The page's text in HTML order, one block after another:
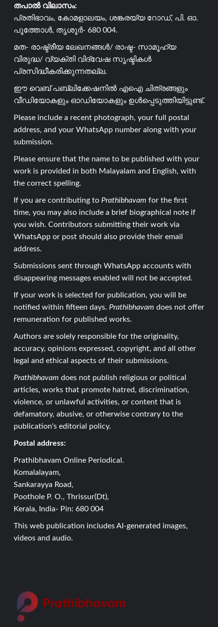
തപാൽ വിലാസം:
പ്രതിഭാവം, കോമളാലയം, ശങ്കരയ്യ റോഡ്, പി. ഓ.
പൂത്തോൾ, തൃശൂർ- 680 004.
മത- രാഷ്ട്രീയ ലേഖനങ്ങൾ/ രാഷ്ട- സാമൂഹ്യ
വിരുദ്ധ/ വ്യക്തി വിദ്വേഷ സൃഷ്ടികൾ
പ്രസിദ്ധീകരിക്കുന്നതല്ല.
ഈ വെബ് പബ്ലിക്കേഷനിൽ എഐ ചിത്രങ്ങളും
വീഡിയോകളും ഓഡിയോകളും ഉൾപ്പെടുത്തിയിട്ടുണ്ട്.
Please include a recent photograph, your full postal
address, and your WhatsApp number along with your
submission.
Please ensure that the name to be published with your
work is provided in both Malayalam and English, with
the correct spelling.
If you are contributing to Prathibhavam for the first
time, you may also include a brief biographical note if
you wish. Contributors submitting their work via
WhatsApp or post should also provide their email
address.
Submissions sent through WhatsApp accounts with
disappearing messages enabled will not be accepted.
If your work is selected for publication, you will be
notified within fifteen days. Prathibhavam does not offer
remuneration for published works.
Authors are solely responsible for the originality,
accuracy, opinions expressed, copyright, and all other
legal and ethical aspects of their submissions.
Prathibhavam does not publish religious or political
articles, works that promote hatred, discrimination,
violence, or unlawful activities, or content that is
defamatory, abusive, or otherwise contrary to the
publication's editorial policy.
Postal address:
Prathibhavam Online Periodical.
Komalalayam,
Sankarayya Road,
Poothole P. O., Thrissur(Dt),
Kerala, India- Pin: 680 004
This web publication includes AI-generated images,
videos and audio.